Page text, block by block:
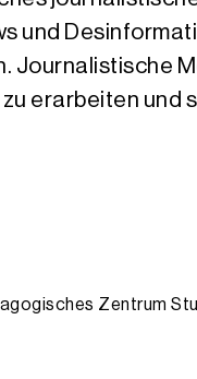
und
Journalistische
erarbeiten und
Zentrum